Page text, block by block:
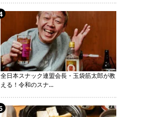
全日本スナック連盟会長・玉袋筋太郎が教
える！令和のスナ...